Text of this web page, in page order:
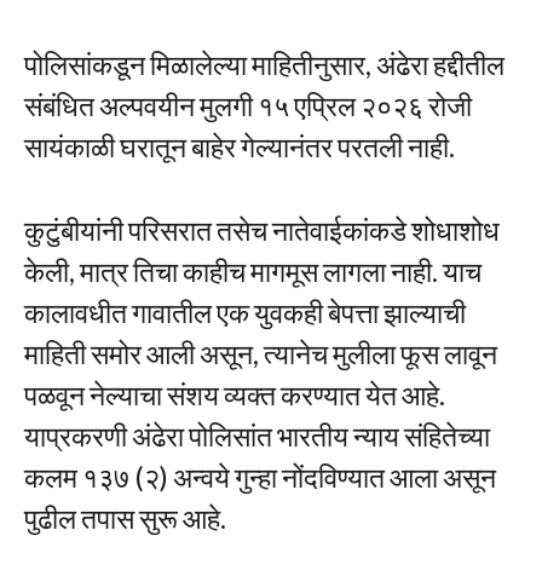
पोलिसांकडून मिळालेल्या माहितीनुसार, अंढेरा हद्दीतील
संबंधित अल्पवयीन मुलगी १५ एप्रिल २०२६ रोजी
सायंकाळी घरातून बाहेर गेल्यानंतर परतली नाही.
कुटुंबीयांनी परिसरात तसेच नातेवाईकांकडे शोधाशोध
केली, मात्र तिचा काहीच मागमूस लागला नाही. याच
कालावधीत गावातील एक युवकही बेपत्ता झाल्याची
माहिती समोर आली असून, त्यानेच मुलीला फूस लावून
पळवून नेल्याचा संशय व्यक्त करण्यात येत आहे.
याप्रकरणी अंढेरा पोलिसांत भारतीय न्याय संहितेच्या
कलम १३७ (२) अन्वये गुन्हा नोंदविण्यात आला असून
पुढील तपास सुरू आहे.